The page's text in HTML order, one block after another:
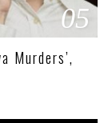
05
Murders’,